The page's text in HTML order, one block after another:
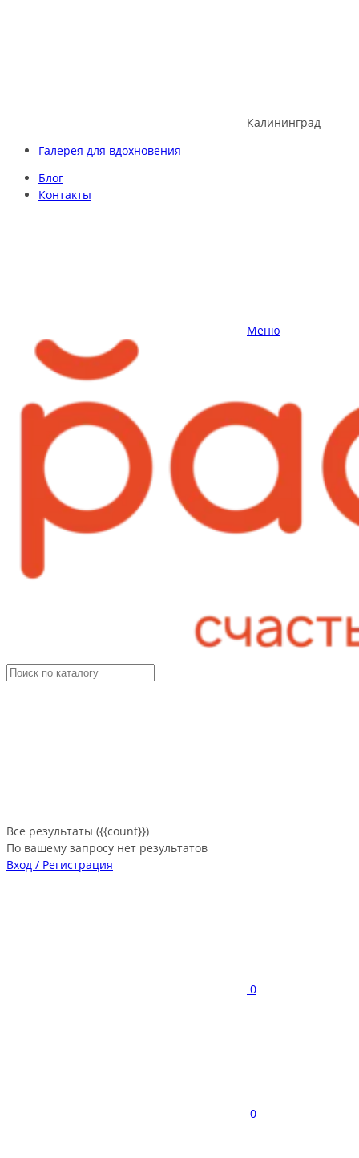
Калининград
Галерея для вдохновения
Блог
Контакты
Меню
Все результаты ({{count}})
По вашему запросу нет результатов
Вход / Регистрация
0
0